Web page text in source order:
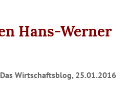
Hans-Werner
Wirtschaftsblog, 25.01.2016